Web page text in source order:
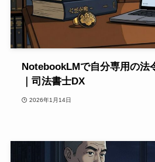
NotebookLMで自分専用の法
｜司法書士DX
2026年1月14日